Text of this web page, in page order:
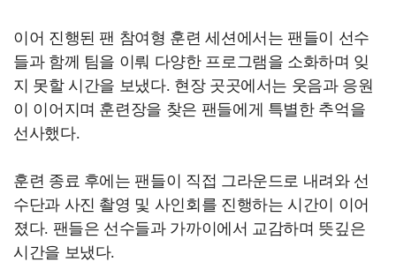
이어 진행된 팬 참여형 훈련 세션에서는 팬들이 선수
들과 함께 팀을 이뤄 다양한 프로그램을 소화하며 잊
지 못할 시간을 보냈다. 현장 곳곳에서는 웃음과 응원
이 이어지며 훈련장을 찾은 팬들에게 특별한 추억을
선사했다.
훈련 종료 후에는 팬들이 직접 그라운드로 내려와 선
수단과 사진 촬영 및 사인회를 진행하는 시간이 이어
졌다. 팬들은 선수들과 가까이에서 교감하며 뜻깊은
시간을 보냈다.